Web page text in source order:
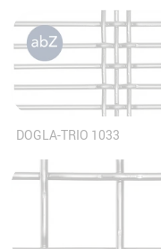
DOGLA-TRIO 1033